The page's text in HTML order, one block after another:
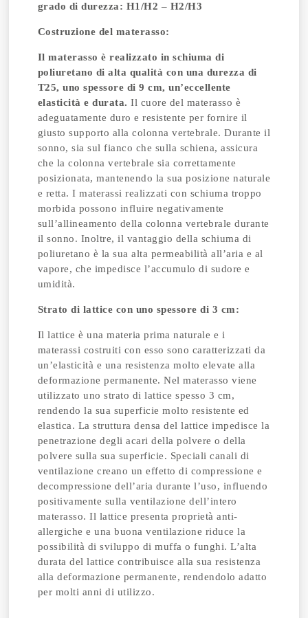
grado di durezza: H1/H2 – H2/H3
Costruzione del materasso:
Il materasso è realizzato in schiuma di
poliuretano di alta qualità con una durezza di
T25, uno spessore di 9 cm, un’eccellente
elasticità e durata. Il cuore del materasso è
adeguatamente duro e resistente per fornire il
giusto supporto alla colonna vertebrale. Durante il
sonno, sia sul fianco che sulla schiena, assicura
che la colonna vertebrale sia correttamente
posizionata, mantenendo la sua posizione naturale
e retta. I materassi realizzati con schiuma troppo
morbida possono influire negativamente
sull’allineamento della colonna vertebrale durante
il sonno. Inoltre, il vantaggio della schiuma di
poliuretano è la sua alta permeabilità all’aria e al
vapore, che impedisce l’accumulo di sudore e
umidità.
Strato di lattice con uno spessore di 3 cm:
Il lattice è una materia prima naturale e i
materassi costruiti con esso sono caratterizzati da
un’elasticità e una resistenza molto elevate alla
deformazione permanente. Nel materasso viene
utilizzato uno strato di lattice spesso 3 cm,
rendendo la sua superficie molto resistente ed
elastica. La struttura densa del lattice impedisce la
penetrazione degli acari della polvere o della
polvere sulla sua superficie. Speciali canali di
ventilazione creano un effetto di compressione e
decompressione dell’aria durante l’uso, influendo
positivamente sulla ventilazione dell’intero
materasso. Il lattice presenta proprietà anti-
allergiche e una buona ventilazione riduce la
possibilità di sviluppo di muffa o funghi. L’alta
durata del lattice contribuisce alla sua resistenza
alla deformazione permanente, rendendolo adatto
per molti anni di utilizzo.